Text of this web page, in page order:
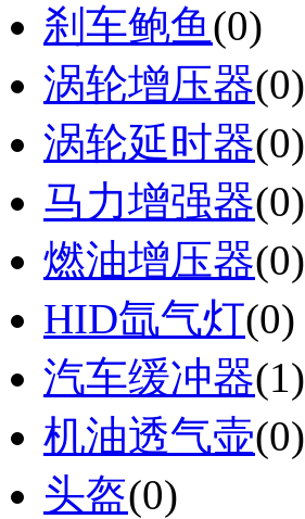
刹车鲍鱼(0)
涡轮增压器(0)
涡轮延时器(0)
马力增强器(0)
燃油增压器(0)
HID氙气灯(0)
汽车缓冲器(1)
机油透气壶(0)
头盔(0)